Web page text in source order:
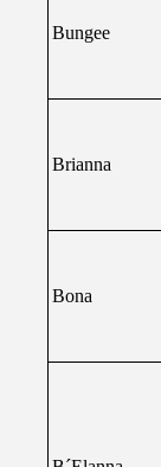
Bungee
Brianna
Bona